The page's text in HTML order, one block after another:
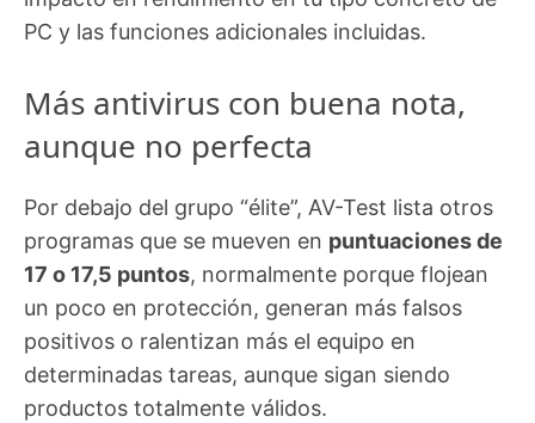
PC y las funciones adicionales incluidas.
Más antivirus con buena nota,
aunque no perfecta
Por debajo del grupo “élite”, AV-Test lista otros
programas que se mueven en puntuaciones de
17 o 17,5 puntos, normalmente porque flojean
un poco en protección, generan más falsos
positivos o ralentizan más el equipo en
determinadas tareas, aunque sigan siendo
productos totalmente válidos.